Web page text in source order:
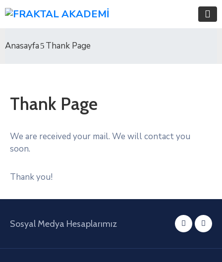
Anasayfa Thank Page
Thank Page
We are received your mail. We will contact you
soon.
Thank you!
Sosyal Medya Hesaplarımız